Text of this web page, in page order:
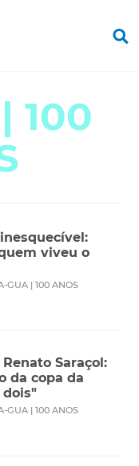
100
viveu o
GUA | 100 ANOS
Saraçol:
da copa da
dois"
GUA | 100 ANOS